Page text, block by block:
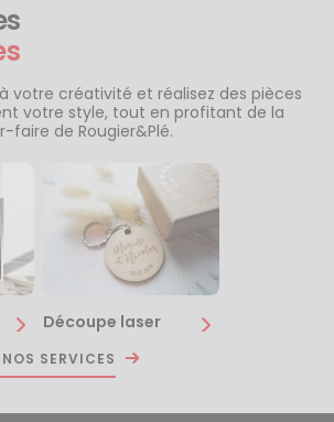
votre créativité et réalisez des pièces
votre style, tout en profitant de la
faire de Rougier&Plé.
Découpe laser
SERVICES